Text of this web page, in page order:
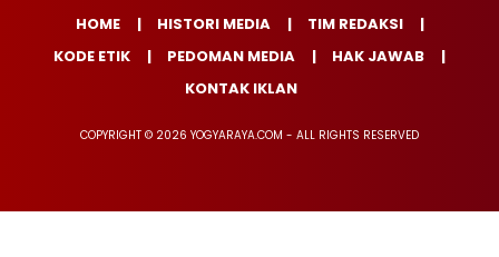
HOME HISTORI MEDIA
TIM REDAKSI
KODE ETIK
PEDOMAN MEDIA
HAK JAWAB
KONTAK IKLAN
COPYRIGHT © 2026 YOGYARAYA.COM - ALL RIGHTS RESERVED